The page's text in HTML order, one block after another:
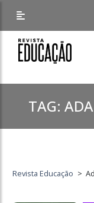
TAG:
Revista Educação >